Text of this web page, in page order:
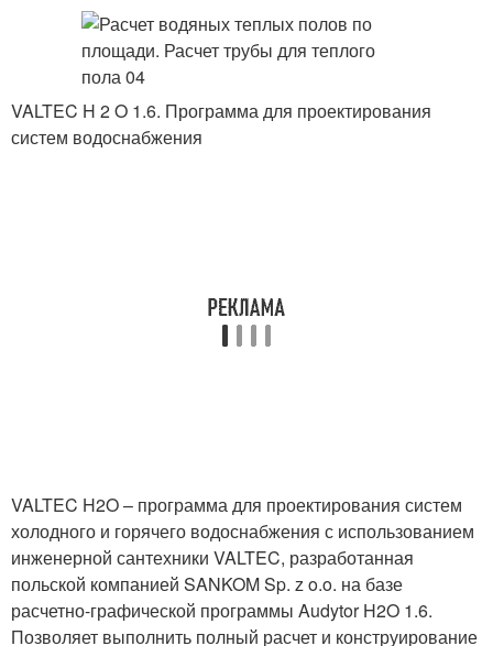
VALTEC H 2O 1.6. Программа для проектирования
систем водоснабжения
VALTEC H2O – программа для проектирования систем
холодного и горячего водоснабжения с использованием
инженерной сантехники VALTEC, разработанная
польской компанией SANKOM Sp. z o.o. на базе
расчетно-графической программы Audytor H2O 1.6.
Позволяет выполнить полный расчет и конструирование